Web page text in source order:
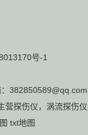
号-1
382850589@qq.com
营探伤仪， 涡流探伤仪
txt地图